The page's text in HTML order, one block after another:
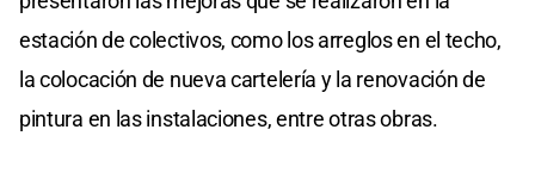
estación de colectivos, como los arreglos en el techo,
la colocación de nueva cartelería y la renovación de
pintura en las instalaciones, entre otras obras.